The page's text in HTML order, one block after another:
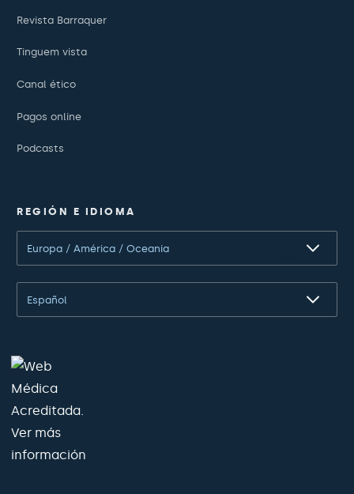
Revista Barraquer
Tinguem vista
Canal ético
Pagos online
Podcasts
REGIÓN E IDIOMA
Europa / América / Oceania
Español